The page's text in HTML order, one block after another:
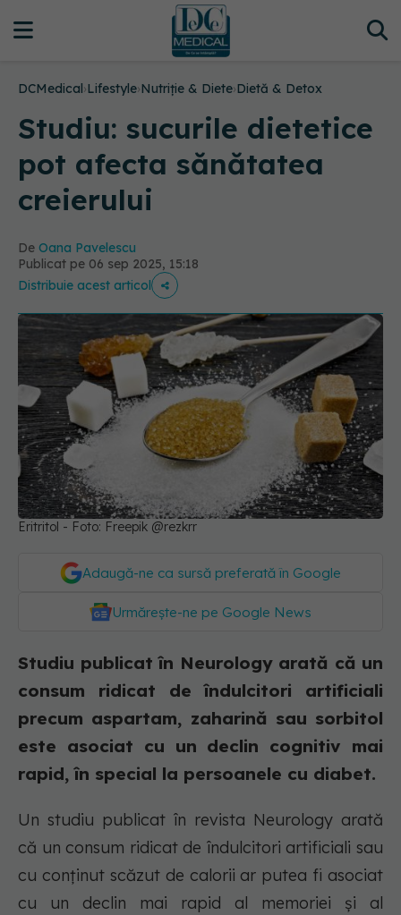
DCMedical›Lifestyle›Nutriție & Diete›Dietă & Detox
Studiu: sucurile dietetice
pot afecta sănătatea
creierului
De Oana Pavelescu
Publicat pe 06 sep 2025, 15:18
Distribuie acest articol
Eritritol - Foto: Freepik @rezkrr
Adaugă-ne ca sursă preferată în Google
Urmărește-ne pe Google News
Studiu publicat în Neurology arată că un
consum ridicat de îndulcitori artificiali
precum aspartam, zaharină sau sorbitol
este asociat cu un declin cognitiv mai
rapid, în special la persoanele cu diabet.
Un studiu publicat în revista Neurology arată
că un consum ridicat de îndulcitori artificiali sau
cu conținut scăzut de calorii ar putea fi asociat
cu un declin mai rapid al memoriei și al